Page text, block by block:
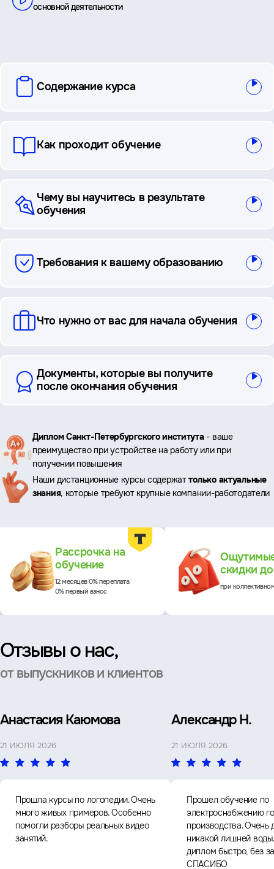
основной деятельности
вопросы
Содержание курса
Как проходит обучение
Чему вы научитесь в результате
обучения
Требования к вашему образованию
Что нужно от вас для начала обучения
Документы, которые вы получите
после окончания обучения
Ключевые
преимущества
Диплом Санкт-Петербургского института- ваше
преимущество при устройстве на работу или при
получении повышения
Наши дистанционные курсы содержаттолько актуальные
знания, которые требуют крупные компании-работодатели
Рассрочка на
обучение
12 месяцев 0% переплата
0% первый взнос
скидки
при
Отзывы о нас,
от выпускников и клиентов
Анастасия Каюмова
21 ИЮЛЯ 2026
Прошла курсы по логопедии. Очень
много живых примеров. Особенно
помогли разборы реальных видео
занятий.
Александр Н.
21 ИЮЛЯ 2026
Прошел обучение по
электроснабжению
производства. Очень
никакой лишней
диплом быстро, без
СПАСИБО